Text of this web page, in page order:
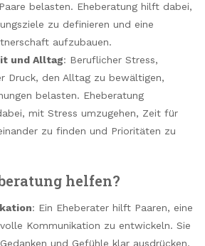
belasten. Eheberatung hilft dabei,
zu definieren und eine
aufzubauen.
und Alltag: Beruflicher Stress,
Druck, den Alltag zu bewältigen,
belasten. Eheberatung
mit Stress umzugehen, Zeit für
zu finden und Prioritäten zu
helfen?
: Ein Eheberater hilft Paaren, eine
Kommunikation zu entwickeln. Sie
und Gefühle klar ausdrücken,